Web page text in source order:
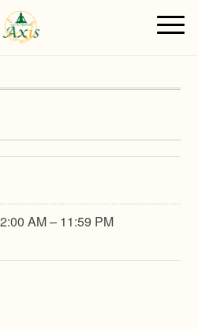
AM– 11:59 PM